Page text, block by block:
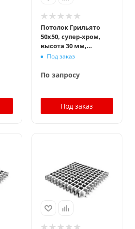
Потолок Грильято
50x50, супер-хром,
высота 30 мм,
ширина 10 мм
Под заказ
По запросу
Под заказ